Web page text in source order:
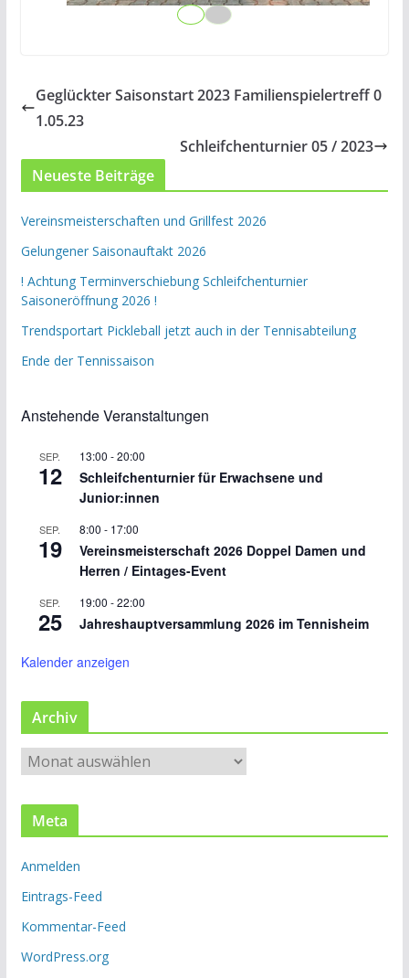
Geglückter Saisonstart 2023 Familienspielertreff 0
1.05.23
Schleifchenturnier 05 / 2023
Neueste Beiträge
Vereinsmeisterschaften und Grillfest 2026
Gelungener Saisonauftakt 2026
! Achtung Terminverschiebung Schleifchenturnier
Saisoneröffnung 2026 !
Trendsportart Pickleball jetzt auch in der Tennisabteilung
Ende der Tennissaison
Anstehende Veranstaltungen
SEP.
12
13:00 -20:00
Schleifchenturnier für Erwachsene und
Junior:innen
SEP.
19
8:00 - 17:00
Vereinsmeisterschaft 2026 Doppel Damen und
Herren / Eintages-Event
SEP.
25
19:00 -22:00
Jahreshauptversammlung 2026 im Tennisheim
Kalender anzeigen
Archiv
r
c
v
Meta
Anmelden
Eintrags-Feed
Kommentar-Feed
WordPress.org